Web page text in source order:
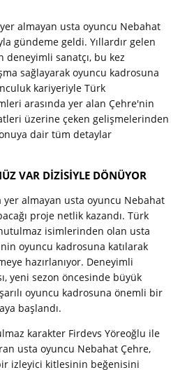
almayan usta oyuncu Nebahat
gündeme geldi. Yıllardır gelen
sanatçı, bu kez
sağlayarak oyuncu kadrosuna
kariyeriyle Türk
arasında yer alan Çehre'nin
üzerine çeken gelişmelerinden
dair tüm detaylar
VAR DİZİSİYLE DÖNÜYOR
almayan usta oyuncu Nebahat
proje netlik kazandı. Türk
isimlerinden olan usta
oyuncu kadrosuna katılarak
hazırlanıyor. Deneyimli
yeni sezon öncesinde büyük
oyuncu kadrosuna önemli bir
başlandı.
karakter Firdevs Yöreoğlu ile
usta oyuncu Nebahat Çehre,
izleyici kitlesinin beğenisini